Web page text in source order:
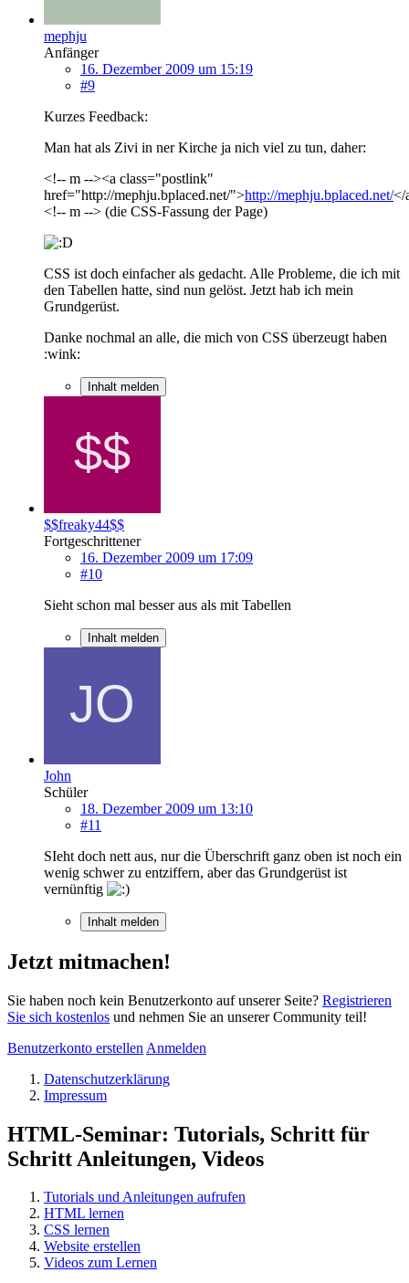
mephju
Anfänger
16. Dezember 2009 um 15:19
#9
Kurzes Feedback:
Man hat als Zivi in ner Kirche ja nich viel zu tun, daher:
<!-- m --><a class="postlink"
href="http://mephju.bplaced.net/">http://mephju.bplaced.net/</
<!-- m --> (die CSS-Fassung der Page)
CSS ist doch einfacher als gedacht. Alle Probleme, die ich mit
den Tabellen hatte, sind nun gelöst. Jetzt hab ich mein
Grundgerüst.
Danke nochmal an alle, die mich von CSS überzeugt haben
:wink:
Inhalt melden
$$freaky44$$
Fortgeschrittener
16. Dezember 2009 um 17:09
#10
Sieht schon mal besser aus als mit Tabellen
Inhalt melden
John
Schüler
18. Dezember 2009 um 13:10
#11
SIeht doch nett aus, nur die Überschrift ganz oben ist noch ein
wenig schwer zu entziffern, aber das Grundgerüst ist
vernünftig
Inhalt melden
Jetzt mitmachen!
Sie haben noch kein Benutzerkonto auf unserer Seite? Registrieren
Sie sich kostenlos und nehmen Sie an unserer Community teil!
Benutzerkonto erstellen Anmelden
Datenschutzerklärung
Impressum
HTML-Seminar: Tutorials, Schritt für
Schritt Anleitungen, Videos
Tutorials und Anleitungen aufrufen
HTML lernen
CSS lernen
Website erstellen
Videos zum Lernen